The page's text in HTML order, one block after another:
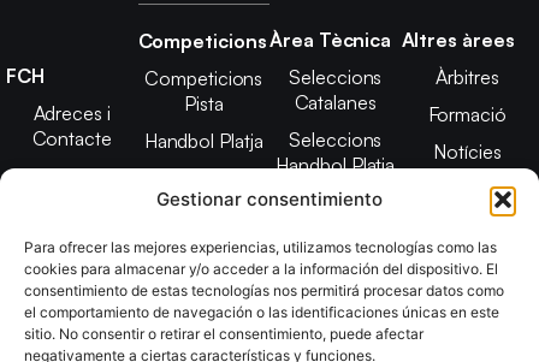
Gestionar consentimiento
Para ofrecer las mejores experiencias, utilizamos tecnologías como las
cookies para almacenar y/o acceder a la información del dispositivo. El
consentimiento de estas tecnologías nos permitirá procesar datos como
el comportamiento de navegación o las identificaciones únicas en este
sitio. No consentir o retirar el consentimiento, puede afectar
negativamente a ciertas características y funciones.
FCH
Adreces i
Contacte
Junta Directiva
2025
Estatuts
Transparència
Imatge
Competicions
Competicions
Pista
Handbol Platja
Àrea Tècnica
Seleccions
Catalanes
Seleccions
Handbol Platja
Tecnificació
CATH
Promoció
Altres àrees
Àrbitres
Formació
Notícies
Adreces de
contacte